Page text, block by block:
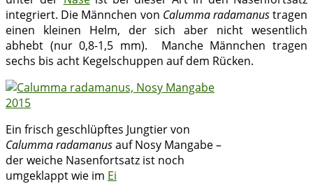
integriert. Die Männchen von Calumma radamanustragen
einen kleinen Helm, der sich aber nicht wesentlich
abhebt (nur 0,8-1,5 mm). Manche Männchen tragen
sechs bis acht Kegelschuppen auf dem Rücken.
Ein frisch geschlüpftes Jungtier von
Calumma radamanusauf Nosy Mangabe –
der weiche Nasenfortsatz ist noch
umgeklappt wie im Ei